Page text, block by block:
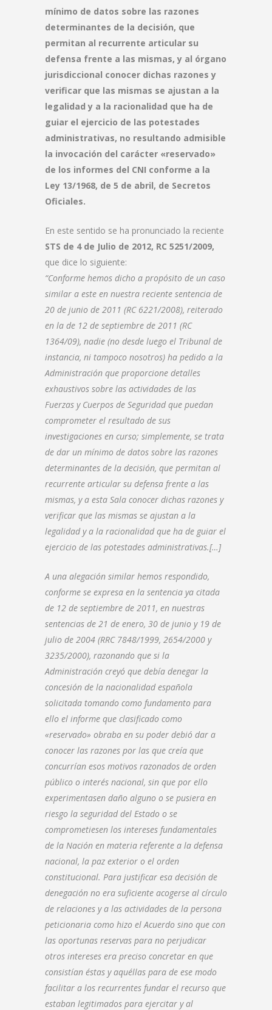
mínimo de datos sobre las razones
determinantes de la decisión, que
permitan al recurrente articular su
defensa frente a las mismas, y al órgano
jurisdiccional conocer dichas razones y
verificar que las mismas se ajustan a la
legalidad y a la racionalidad que ha de
guiar el ejercicio de las potestades
administrativas, no resultando admisible
la invocación del carácter «reservado»
de los informes del CNI conforme a la
Ley 13/1968, de 5 de abril, de Secretos
Oficiales.
En este sentido se ha pronunciado la reciente
STS de 4 de Julio de 2012, RC 5251/2009,
que dice lo siguiente:
“Conforme hemos dicho a propósito de un caso
similar a este en nuestra reciente sentencia de
20 de junio de 2011 (RC 6221/2008), reiterado
en la de 12 de septiembre de 2011 (RC
1364/09), nadie (no desde luego el Tribunal de
instancia, ni tampoco nosotros) ha pedido a la
Administración que proporcione detalles
exhaustivos sobre las actividades de las
Fuerzas y Cuerpos de Seguridad que puedan
comprometer el resultado de sus
investigaciones en curso; simplemente, se trata
de dar un mínimo de datos sobre las razones
determinantes de la decisión, que permitan al
recurrente articular su defensa frente a las
mismas, y a esta Sala conocer dichas razones y
verificar que las mismas se ajustan a la
legalidad y a la racionalidad que ha de guiar el
ejercicio de las potestades administrativas.[…]
A una alegación similar hemos respondido,
conforme se expresa en la sentencia ya citada
de 12 de septiembre de 2011, en nuestras
sentencias de 21 de enero, 30 de junio y 19 de
julio de 2004 (RRC 7848/1999, 2654/2000 y
3235/2000), razonando que si la
Administración creyó que debía denegar la
concesión de la nacionalidad española
solicitada tomando como fundamento para
ello el informe que clasificado como
«reservado» obraba en su poder debió dar a
conocer las razones por las que creía que
concurrían esos motivos razonados de orden
público o interés nacional, sin que por ello
experimentasen daño alguno o se pusiera en
riesgo la seguridad del Estado o se
comprometiesen los intereses fundamentales
de la Nación en materia referente a la defensa
nacional, la paz exterior o el orden
constitucional. Para justificar esa decisión de
denegación no era suficiente acogerse al círculo
de relaciones y a las actividades de la persona
peticionaria como hizo el Acuerdo sino que con
las oportunas reservas para no perjudicar
otros intereses era preciso concretar en que
consistían éstas y aquéllas para de ese modo
facilitar a los recurrentes fundar el recurso que
estaban legitimados para ejercitar y al